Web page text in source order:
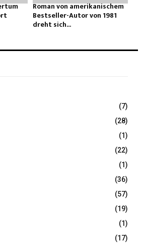
Roman von amerikanischem
Bestseller-Autor von 1981
dreht sich...
(7)
(28)
(1)
(22)
(1)
(36)
(57)
(19)
(1)
(17)